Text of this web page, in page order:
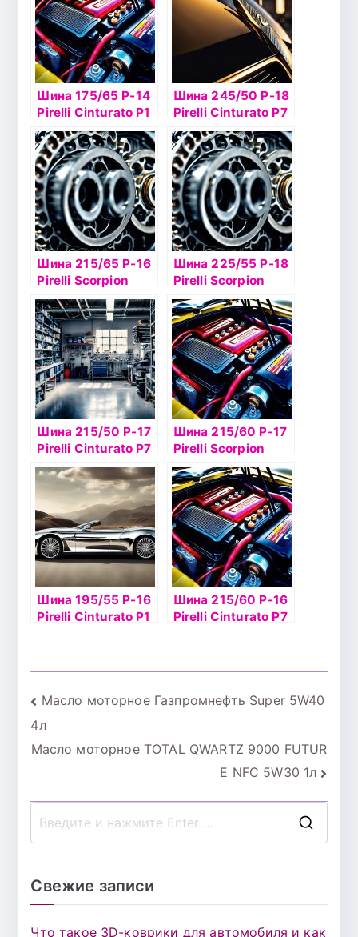
Шина 175/65 Р-14
Pirelli Cinturato P1
Verde 82Tб/к
Шина 245/50 Р-18
Pirelli Cinturato P7
100Y б/к
Шина 215/65 Р-16
Pirelli Scorpion
Verde 98H б/к
Шина 225/55 Р-18
Pirelli Scorpion
Verde 98V б/к
Шина 215/50 Р-17
Pirelli Cinturato P7
95W XLб/к
Шина 215/60 Р-17
Pirelli Scorpion
Verde 96V б/к
Шина 195/55 Р-16
Pirelli Cinturato P1
Шина 215/60 Р-16
Pirelli Cinturato P7
Навигация
по
Масло моторное Газпромнефть Super 5W40
4л
Масло моторное TOTAL QWARTZ 9000 FUTUR
E NFC 5W30 1л
Свежие записи
Что такое 3D-коврики для автомобиля и как